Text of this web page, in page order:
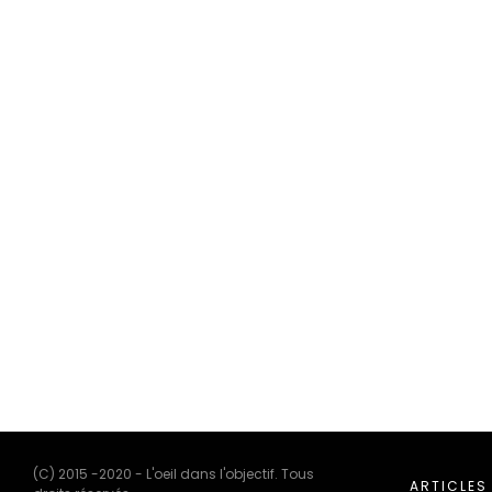
(C) 2015 -2020 - L'oeil dans l'objectif. Tous
ARTICLES